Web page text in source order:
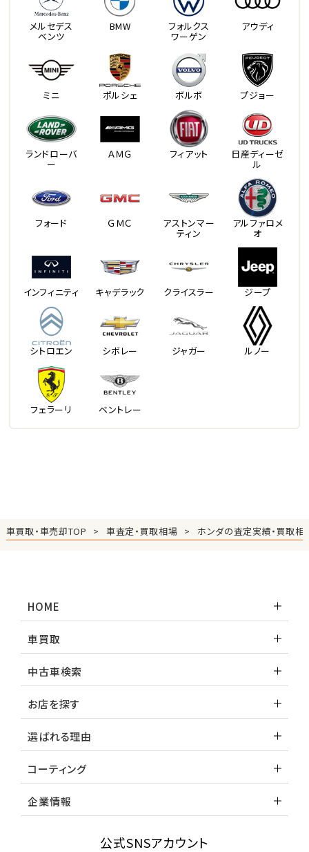
メルセデス
ベンツ
BMW フォルクス
ワーゲン
アウディ
ミニ ポルシェ ボルボ プジョー
ランドローバ
ー
ＡＭＧ フィアット 日産ディーゼ
ル
フォード ＧＭＣ アストンマー
ティン
アルファロメ
オ
インフィニティ キャデラック クライスラー ジープ
シトロエン シボレー ジャガー ルノー
フェラーリ ベントレー
車買取・車売却TOP 車査定・買取相場 ホンダの査定実績・買取相
HOME
車買取
中古車検索
お店を探す
選ばれる理由
コーティング
企業情報
公式SNSアカウント